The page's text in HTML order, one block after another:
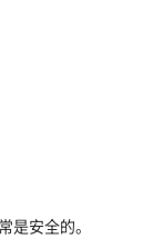
安全的。